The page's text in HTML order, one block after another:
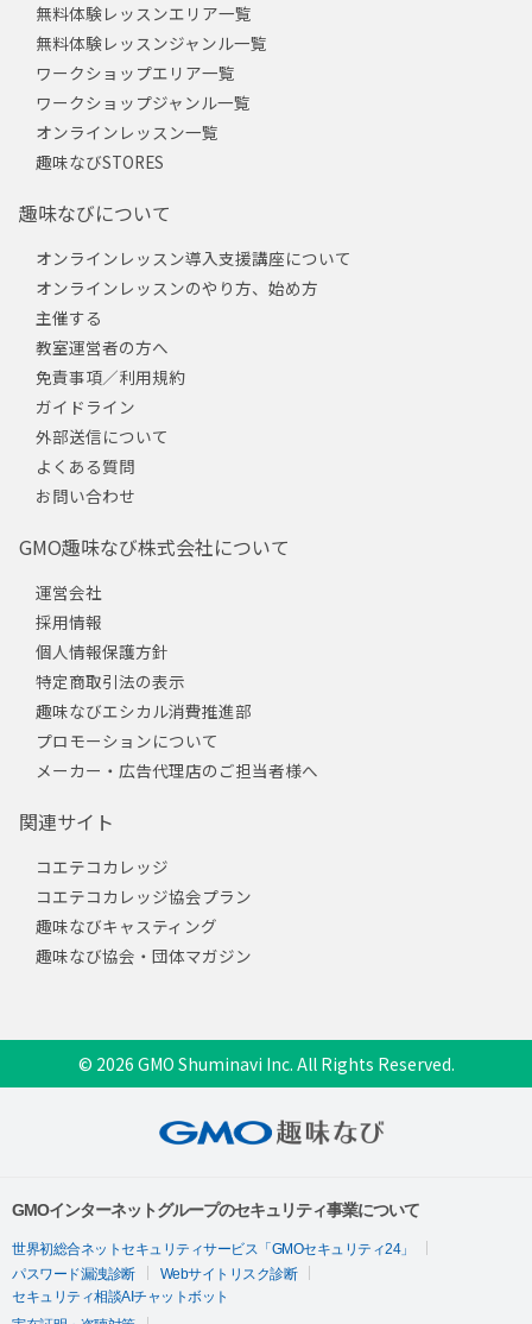
無料体験レッスンエリア一覧
無料体験レッスンジャンル一覧
ワークショップエリア一覧
ワークショップジャンル一覧
オンラインレッスン一覧
趣味なびSTORES
趣味なびについて
オンラインレッスン導入支援講座について
オンラインレッスンのやり方、始め方
主催する
教室運営者の方へ
免責事項／利用規約
ガイドライン
外部送信について
よくある質問
お問い合わせ
GMO趣味なび株式会社について
運営会社
採用情報
個人情報保護方針
特定商取引法の表示
趣味なびエシカル消費推進部
プロモーションについて
メーカー・広告代理店のご担当者様へ
関連サイト
コエテコカレッジ
コエテコカレッジ協会プラン
趣味なびキャスティング
趣味なび協会・団体マガジン
© 2026 GMO Shuminavi Inc. All Rights Reserved.